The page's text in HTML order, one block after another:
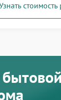
стоимость